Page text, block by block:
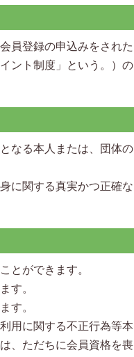
員登録の申込みをされた
ント制度」という。）の
なる本人または、団体の
に関する真実かつ正確な
とができます。
す。
す。
用に関する不正行為等本
、ただちに会員資格を喪